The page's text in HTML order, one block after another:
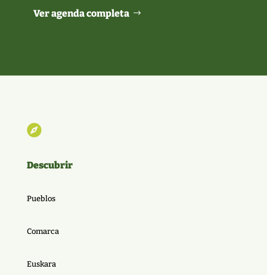
Ver agenda completa

Descubrir
Pueblos
Comarca
Euskara